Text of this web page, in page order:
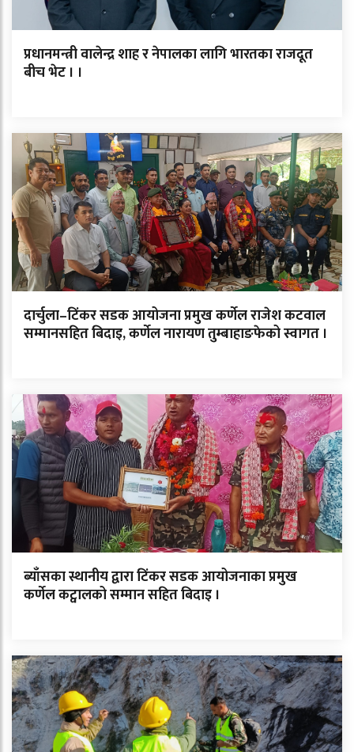
प्रधानमन्त्री वालेन्द्र शाह र नेपालका लागि भारतका राजदूत
बीच भेट । ।
दार्चुला–टिंकर सडक आयोजना प्रमुख कर्णेल राजेश कटवाल
सम्मानसहित बिदाइ, कर्णेल नारायण तुम्बाहाङफेको स्वागत ।
ब्याँसका स्थानीय द्वारा टिंकर सडक आयोजनाका प्रमुख
कर्णेल कट्वालको सम्मान सहित बिदाइ ।